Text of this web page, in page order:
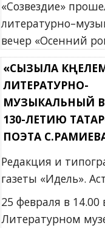
«Созвездие»
вечер «Осенний
«СЫЗЫЛА
ЛИТЕРАТУРНО-
МУЗЫКАЛЬНЫЙ
130-ЛЕТИЮ
ПОЭТА
Редакция и
газеты «Идель».
25 февраля в 14.00
Литературном